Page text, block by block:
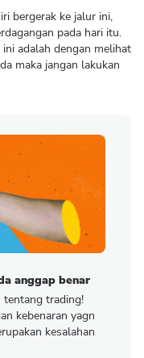
bergerak ke jalur ini,
pada hari itu.
adalah dengan melihat
maka jangan lakukan
anggap benar
tentang trading!
kebenaran yagn
kesalahan